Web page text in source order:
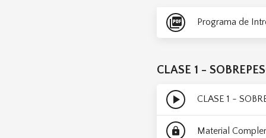
picture_as_pdf Programa de
CLASE 1 -
play_arrow CLASE 1 -
lock Material